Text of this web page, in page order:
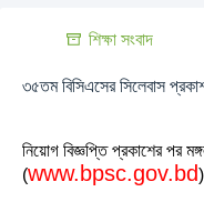
শিক্ষা সংবাদ
৩৫তম বিসিএসের সিলেবাস
নিয়োগ বিজ্ঞপ্তি প্রকাশের পর
(www.bpsc.gov.bd